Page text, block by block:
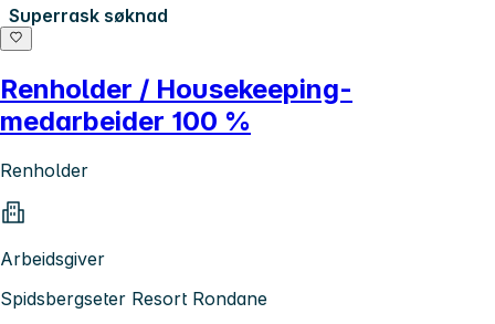
Superrask søknad
Renholder / Housekeeping-
medarbeider 100 %
Renholder
Arbeidsgiver
Spidsbergseter Resort Rondane